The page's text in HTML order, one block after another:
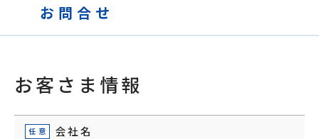
お問合せ
お客さま情報
会社名